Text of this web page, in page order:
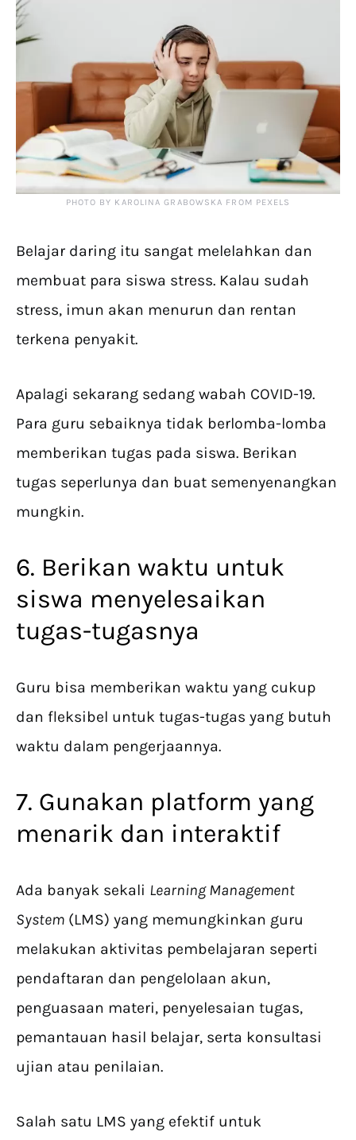
PHOTO BY KAROLINA GRABOWSKA FROM PEXELS
Belajar daring itu sangat melelahkan dan
membuat para siswa stress. Kalau sudah
stress, imun akan menurun dan rentan
terkena penyakit.
Apalagi sekarang sedang wabah COVID-19.
Para guru sebaiknya tidak berlomba-lomba
memberikan tugas pada siswa. Berikan
tugas seperlunya dan buat semenyenangkan
mungkin.
6. Berikan waktu untuk
siswa menyelesaikan
tugas-tugasnya
Guru bisa memberikan waktu yang cukup
dan fleksibel untuk tugas-tugas yang butuh
waktu dalam pengerjaannya.
7. Gunakan platform yang
menarik dan interaktif
Ada banyak sekali Learning Management
System (LMS) yang memungkinkan guru
melakukan aktivitas pembelajaran seperti
pendaftaran dan pengelolaan akun,
penguasaan materi, penyelesaian tugas,
pemantauan hasil belajar, serta konsultasi
ujian atau penilaian.
Salah satu LMS yang efektif untuk